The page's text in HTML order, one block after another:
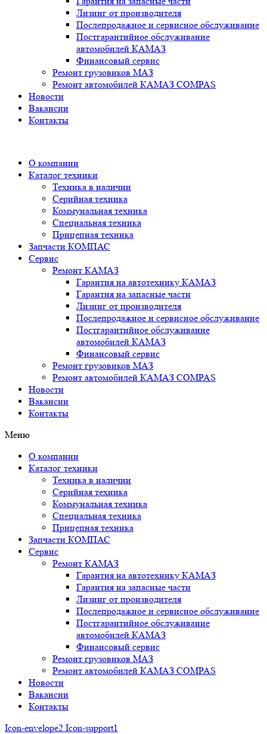
Лизинг от производителя
Послепродажное и сервисное обслуживание
Постгарантийное обслуживание
автомобилей КАМАЗ
Финансовый сервис
Ремонт грузовиков МАЗ
Ремонт автомобилей КАМАЗ COMPAS
Новости
Вакансии
Контакты
О компании
Каталог техники
Техника в наличии
Серийная техника
Коммунальная техника
Специальная техника
Прицепная техника
Запчасти КОМПАС
Сервис
Ремонт КАМАЗ
Гарантия на автотехнику КАМАЗ
Гарантия на запасные части
Лизинг от производителя
Послепродажное и сервисное обслуживание
Постгарантийное обслуживание
автомобилей КАМАЗ
Финансовый сервис
Ремонт грузовиков МАЗ
Ремонт автомобилей КАМАЗ COMPAS
Новости
Вакансии
Контакты
Меню
О компании
Каталог техники
Техника в наличии
Серийная техника
Коммунальная техника
Специальная техника
Прицепная техника
Запчасти КОМПАС
Сервис
Ремонт КАМАЗ
Гарантия на автотехнику КАМАЗ
Гарантия на запасные части
Лизинг от производителя
Послепродажное и сервисное обслуживание
Постгарантийное обслуживание
автомобилей КАМАЗ
Финансовый сервис
Ремонт грузовиков МАЗ
Ремонт автомобилей КАМАЗ COMPAS
Новости
Вакансии
Контакты
Icon-envelope2 Icon-support1